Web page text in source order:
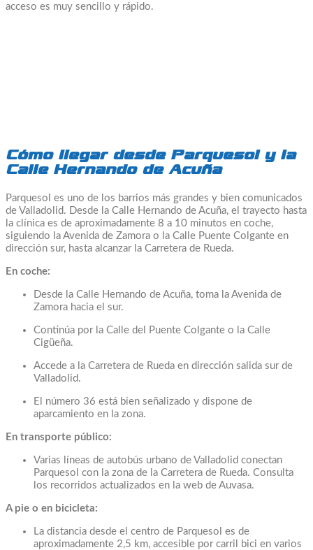
acceso es muy sencillo y rápido.
Cómo llegar desde Parquesol y la
Calle Hernando de Acuña
Parquesol es uno de los barrios más grandes y bien comunicados
de Valladolid. Desde la Calle Hernando de Acuña, el trayecto hasta
la clínica es de aproximadamente 8 a 10 minutos en coche,
siguiendo la Avenida de Zamora o la Calle Puente Colgante en
dirección sur, hasta alcanzar la Carretera de Rueda.
En coche:
Desde la Calle Hernando de Acuña, toma la Avenida de
Zamora hacia el sur.
Continúa por la Calle del Puente Colgante o la Calle
Cigüeña.
Accede a la Carretera de Rueda en dirección salida sur de
Valladolid.
El número 36 está bien señalizado y dispone de
aparcamiento en la zona.
En transporte público:
Varias líneas de autobús urbano de Valladolid conectan
Parquesol con la zona de la Carretera de Rueda. Consulta
los recorridos actualizados en la web de Auvasa.
A pie o en bicicleta:
La distancia desde el centro de Parquesol es de
aproximadamente 2,5 km, accesible por carril bici en varios